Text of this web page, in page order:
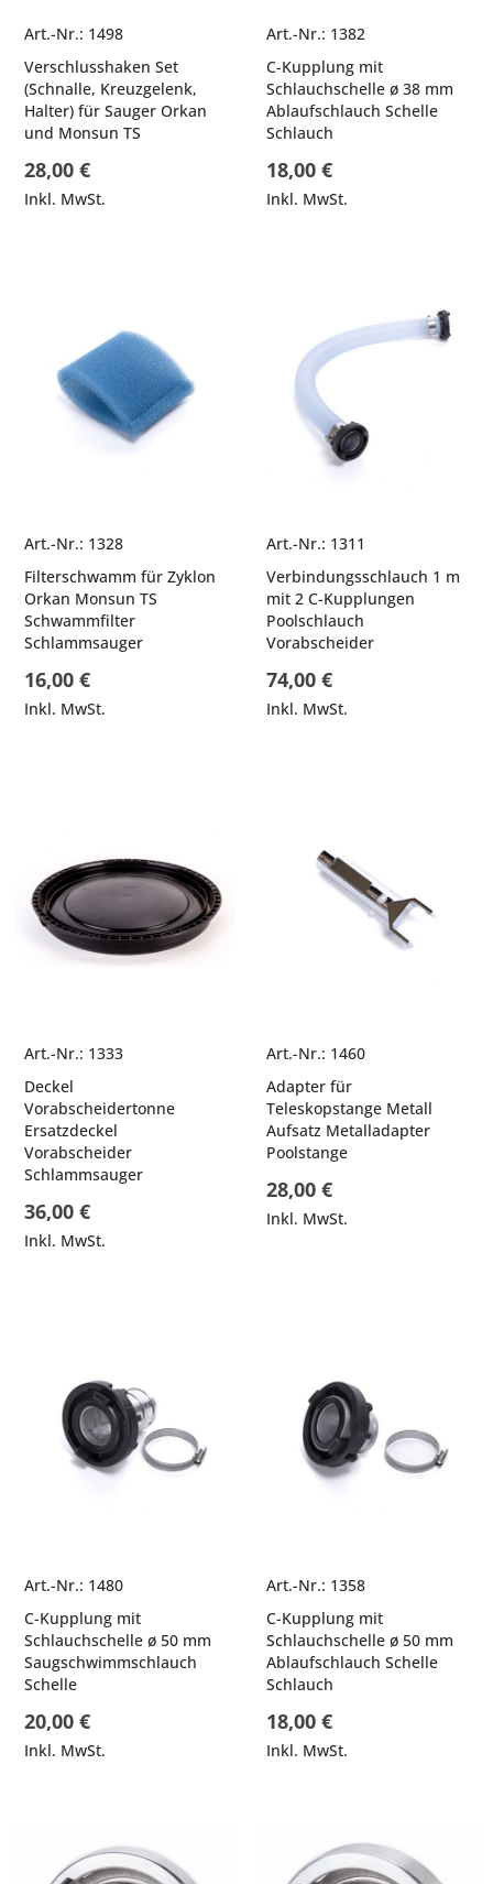
Art.-Nr.: 1498
Verschlusshaken Set
(Schnalle, Kreuzgelenk,
Halter) für Sauger Orkan
und Monsun TS
28,00 €
Inkl. MwSt.
Art.-Nr.: 1382
C-Kupplung mit
Schlauchschelle ø 38 mm
Ablaufschlauch Schelle
Schlauch
18,00 €
Inkl. MwSt.
Art.-Nr.: 1328
Filterschwamm für Zyklon
Orkan Monsun TS
Schwammfilter
Schlammsauger
16,00 €
Inkl. MwSt.
Art.-Nr.: 1311
Verbindungsschlauch 1 m
mit 2 C-Kupplungen
Poolschlauch
Vorabscheider
74,00 €
Inkl. MwSt.
Art.-Nr.: 1333
Deckel
Vorabscheidertonne
Ersatzdeckel
Vorabscheider
Schlammsauger
36,00 €
Inkl. MwSt.
Art.-Nr.: 1460
Adapter für
Teleskopstange Metall
Aufsatz Metalladapter
Poolstange
28,00 €
Inkl. MwSt.
Art.-Nr.: 1480
C-Kupplung mit
Schlauchschelle ø 50 mm
Saugschwimmschlauch
Schelle
20,00 €
Inkl. MwSt.
Art.-Nr.: 1358
C-Kupplung mit
Schlauchschelle ø 50 mm
Ablaufschlauch Schelle
Schlauch
18,00 €
Inkl. MwSt.